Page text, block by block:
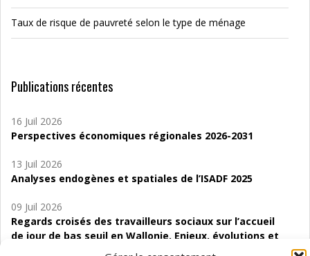
Taux de risque de pauvreté selon le type de ménage
Publications récentes
16 Juil 2026
Perspectives économiques régionales 2026-2031
13 Juil 2026
Analyses endogènes et spatiales de l’ISADF 2025
09 Juil 2026
Regards croisés des travailleurs sociaux sur l’accueil
de jour de bas seuil en Wallonie. Enjeux, évolutions et